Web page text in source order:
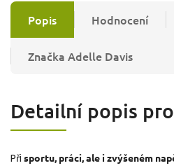
Popis Hodnocení
Značka Adelle Davis
Detailní popis
Při sportu, práci, ale i zvýšeném